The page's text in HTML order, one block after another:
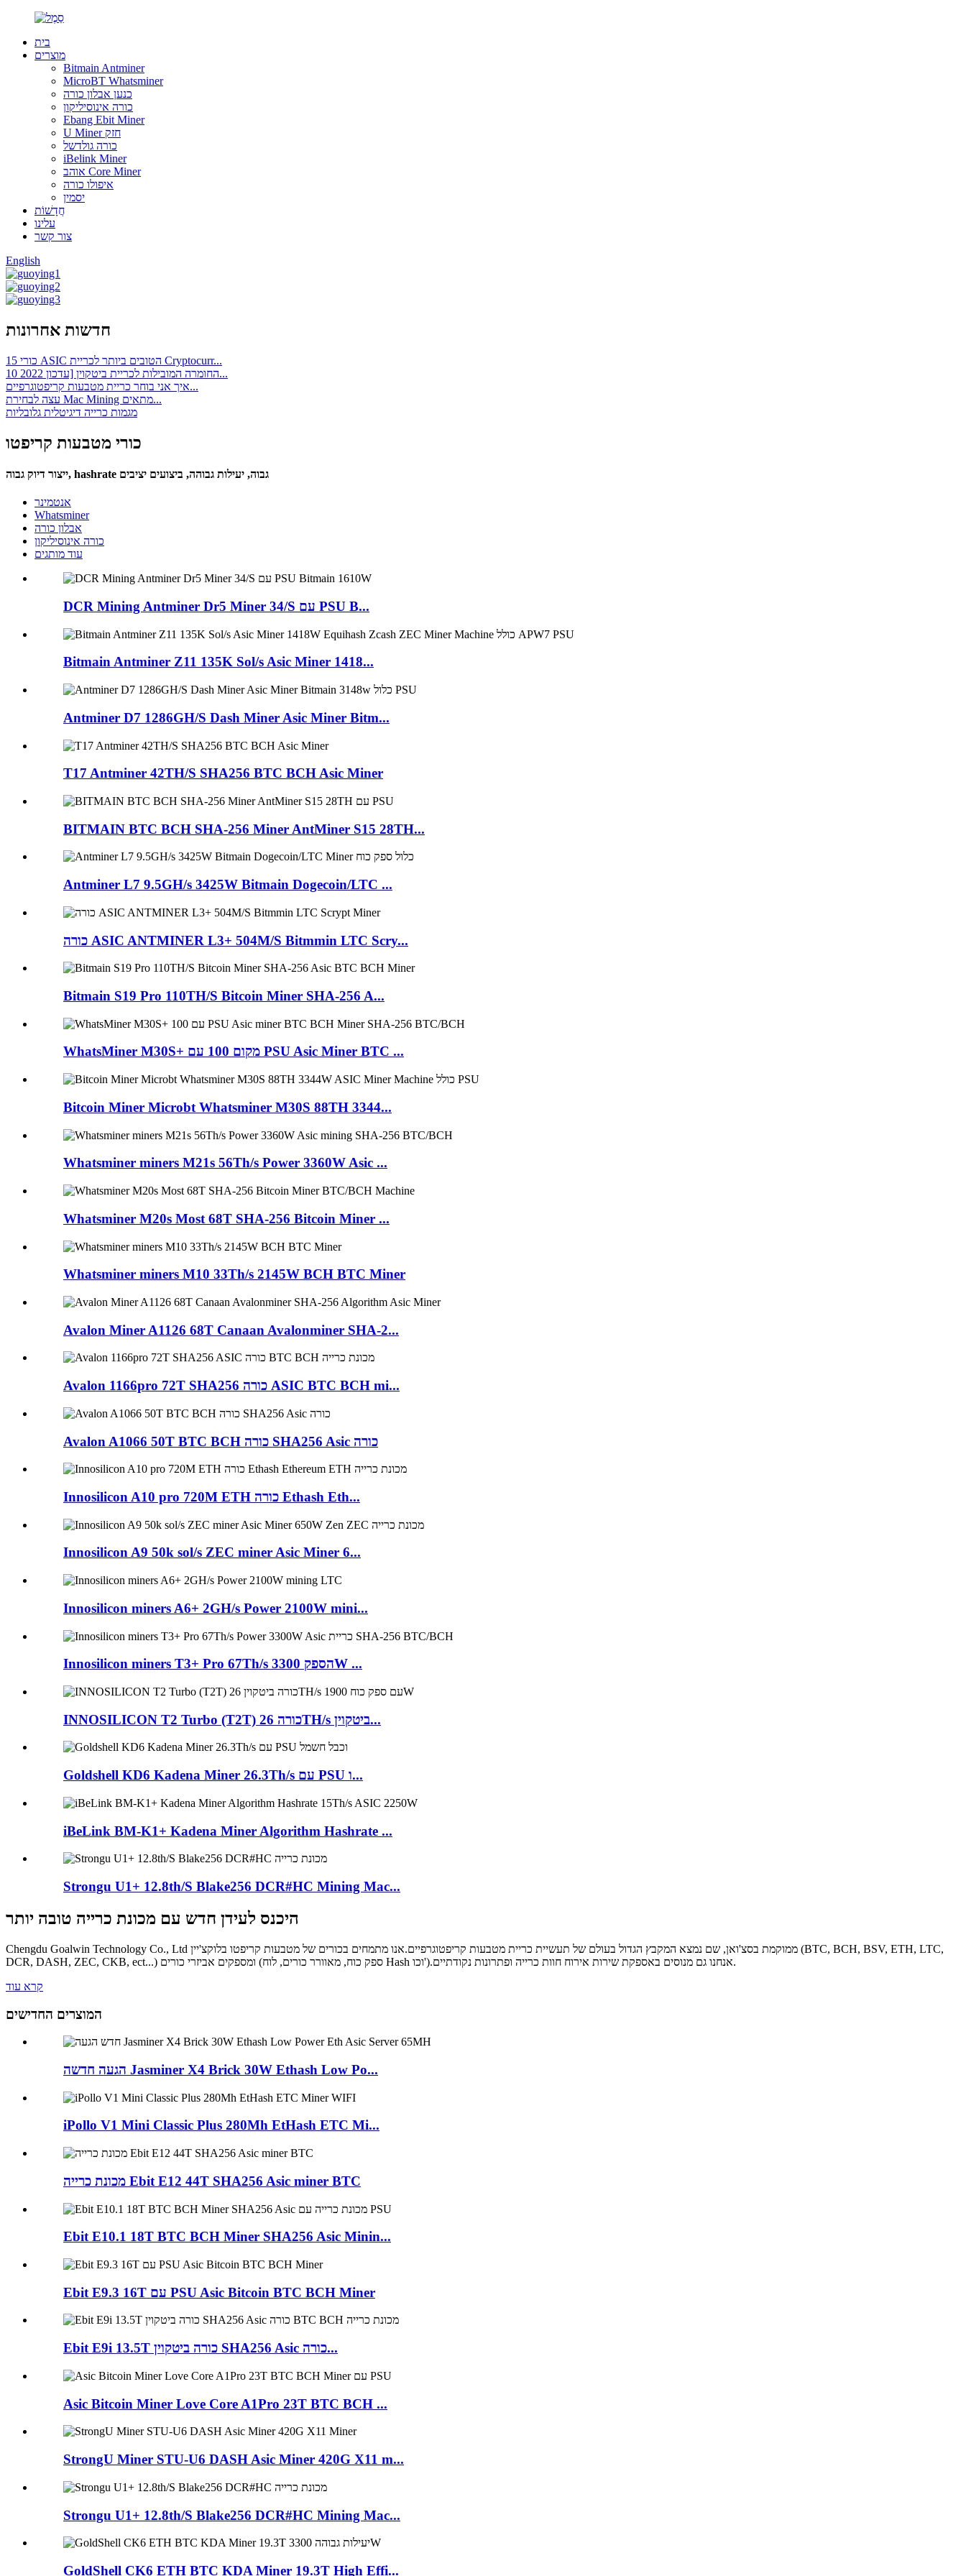
בית
מוצרים
Bitmain Antminer
MicroBT Whatsminer
כנען אבלון כורה
כורה אינוסיליקון
Ebang Ebit Miner
U Miner חזק
כורה גולדשל
iBelink Miner
אוהב Core Miner
איפולו כורה
יסמין
חֲדָשׁוֹת
עלינו
צור קשר
English
חדשות אחרונות
15 כורי ASIC הטובים ביותר לכריית Cryptocurr...
10 החומרה המובילות לכריית ביטקוין [עדכון 2022...
איך אני בוחר כריית מטבעות קריפטוגרפיים...
עצה לבחירת Mac Mining מתאים...
מגמות כרייה דיגיטלית גלובליות
כורי מטבעות קריפטו
ייצור דיוק גבוה, hashrate גבוה, יעילות גבוהה, ביצועים יציבים
אנטמינר
Whatsminer
אבלון כורה
כורה אינוסיליקון
עוד מותגים
DCR Mining Antminer Dr5 Miner 34/S עם PSU B...
Bitmain Antminer Z11 135K Sol/s Asic Miner 1418...
Antminer D7 1286GH/S Dash Miner Asic Miner Bitm...
T17 Antminer 42TH/S SHA256 BTC BCH Asic Miner
BITMAIN BTC BCH SHA-256 Miner AntMiner S15 28TH...
Antminer L7 9.5GH/s 3425W Bitmain Dogecoin/LTC ...
כורה ASIC ANTMINER L3+ 504M/S Bitmmin LTC Scry...
Bitmain S19 Pro 110TH/S Bitcoin Miner SHA-256 A...
WhatsMiner M30S+ מקום 100 עם PSU Asic Miner BTC ...
Bitcoin Miner Microbt Whatsminer M30S 88TH 3344...
Whatsminer miners M21s 56Th/s Power 3360W Asic ...
Whatsminer M20s Most 68T SHA-256 Bitcoin Miner ...
Whatsminer miners M10 33Th/s 2145W BCH BTC Miner
Avalon Miner A1126 68T Canaan Avalonminer SHA-2...
Avalon 1166pro 72T SHA256 כורה ASIC BTC BCH mi...
Avalon A1066 50T BTC BCH כורה SHA256 Asic כורה
Innosilicon A10 pro 720M ETH כורה Ethash Eth...
Innosilicon A9 50k sol/s ZEC miner Asic Miner 6...
Innosilicon miners A6+ 2GH/s Power 2100W mini...
Innosilicon miners T3+ Pro 67Th/s הספק 3300W ...
INNOSILICON T2 Turbo (T2T) כורה 26TH/s ביטקוין...
Goldshell KD6 Kadena Miner 26.3Th/s עם PSU ו...
iBeLink BM-K1+ Kadena Miner Algorithm Hashrate ...
Strongu U1+ 12.8th/S Blake256 DCR#HC Mining Mac...
היכנס לעידן חדש עם מכונת כרייה טובה יותר
Chengdu Goalwin Technology Co., Ltd ממוקמת בסצ'ואן, שם נמצא המקבץ הגדול בעולם של תעשיית כריית מטבעות קריפטוגרפיים.אנו מתמחים בכורים של מטבעות קריפטו בלוקצ'יין (BTC, BCH, BSV, ETH, LTC,
DCR, DASH, ZEC, CKB, ect...) ומספקים אביזרי כורים (ספק כוח, מאוורר כורים, לוח Hash וכו').אנחנו גם מנוסים באספקת שירות אירוח חוות כרייה ופתרונות נקודתיים.
קרא עוד
המוצרים החדישים
הגעה חדשה Jasminer X4 Brick 30W Ethash Low Po...
iPollo V1 Mini Classic Plus 280Mh EtHash ETC Mi...
מכונת כרייה Ebit E12 44T SHA256 Asic miner BTC
Ebit E10.1 18T BTC BCH Miner SHA256 Asic Minin...
Ebit E9.3 16T עם PSU Asic Bitcoin BTC BCH Miner
Ebit E9i 13.5T כורה ביטקוין SHA256 Asic כורה...
Asic Bitcoin Miner Love Core A1Pro 23T BTC BCH ...
StrongU Miner STU-U6 DASH Asic Miner 420G X11 m...
Strongu U1+ 12.8th/S Blake256 DCR#HC Mining Mac...
GoldShell CK6 ETH BTC KDA Miner 19.3T High Effi...